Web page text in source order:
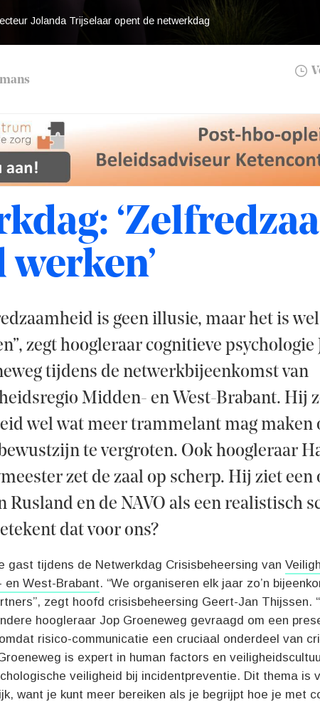
Jolanda Trijselaar opent de netwerkdag
is geen illusie, maar het is
zegt hoogleraar cognitieve psychologie
tijdens de netwerkbijeenkomst van
Midden- en West-Brabant. Hij
wel wat meer trammelant mag maken
te vergroten. Ook hoogleraar
zet de zaal op scherp. Hij ziet een
Rusland en de NAVO als een realistisch
dat voor ons?
gast tijdens de Netwerkdag Crisisbeheersing van
en West-Brabant. “We organiseren elk jaar zo’n
zegt hoofd crisisbeheersing Geert-Jan Thijssen.
hoogleraar Jop Groeneweg gevraagd om een
risico-communicatie een cruciaal onderdeel van
is expert in human factors en
veiligheid bij incidentpreventie. Dit thema is
want je kunt meer bereiken als je begrijpt hoe je met